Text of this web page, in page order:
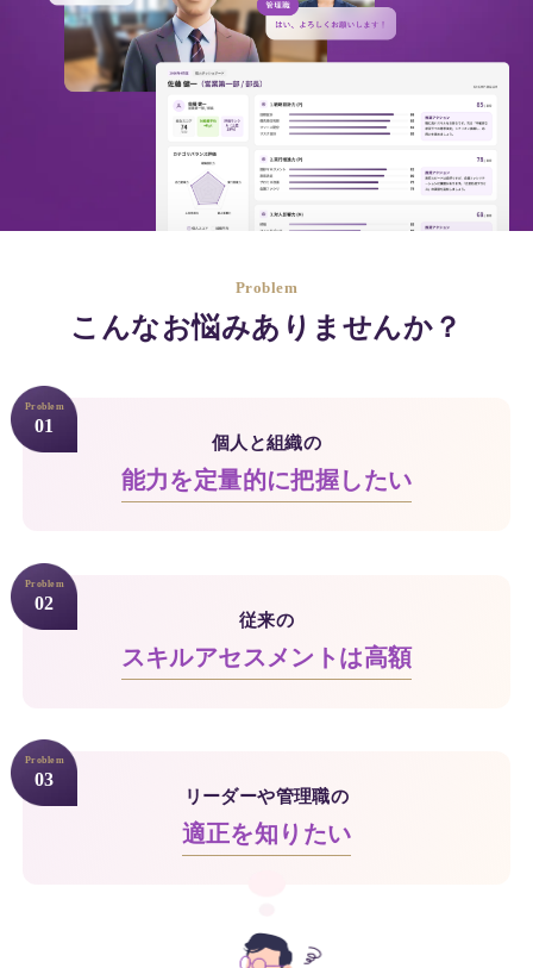
Problem
こんなお悩みありませんか？
Problem
01
個人と組織の
能力を定量的に把握したい
Problem
02
従来の
スキルアセスメントは高額
Problem
03
リーダーや管理職の
適正を知りたい